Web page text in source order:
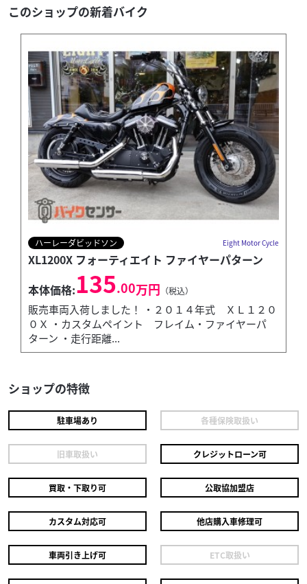
このショップの新着バイク
ハーレーダビッドソン Eight Motor Cycle
XL1200X フォーティエイト ファイヤーパターン
本体価格:135.00万円 （税込）
販売車両入荷しました！ ・２０１４年式 ＸＬ１２０
０Ｘ ・カスタムペイント フレイム・ファイヤーパ
ターン ・走行距離...
ハーレーダビッドソン Eight Motor Cycle
ショップの特徴
駐車場あり 各種保険取扱い
旧車取扱い クレジットローン可
買取・下取り可 公取協加盟店
カスタム対応可 他店購入車修理可
車両引き上げ可 ETC取扱い